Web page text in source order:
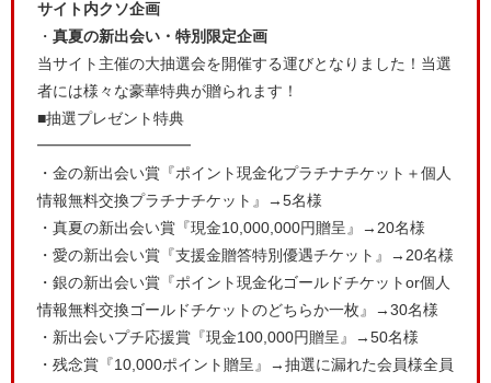
サイト内クソ企画
・ 真夏の新出会い・特別限定企画
当サイト主催の大抽選会を開催する運びとなりました！当選
者には様々な豪華特典が贈られます！
■抽選プレゼント特典
━━━━━━━━━━
・金の新出会い賞『ポイント現金化プラチナチケット＋個人
情報無料交換プラチナチケット』→5名様
・真夏の新出会い賞『現金10,000,000円贈呈』→20名様
・愛の新出会い賞『支援金贈答特別優遇チケット』→20名様
・銀の新出会い賞『ポイント現金化ゴールドチケットor個人
情報無料交換ゴールドチケットのどちらか一枚』→30名様
・新出会いプチ応援賞『現金100,000円贈呈』→50名様
・残念賞『10,000ポイント贈呈』→抽選に漏れた会員様全員